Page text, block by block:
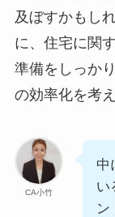
及ぼすかもし
に、住宅に関
準備をしっか
の効率化を考
CA小竹
中
い
ン